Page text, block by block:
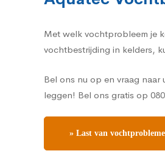
Met welk vochtprobleem je
vochtbestrijding in kelders,
Bel ons nu op en vraag
leggen! Bel ons gratis op
» Last van